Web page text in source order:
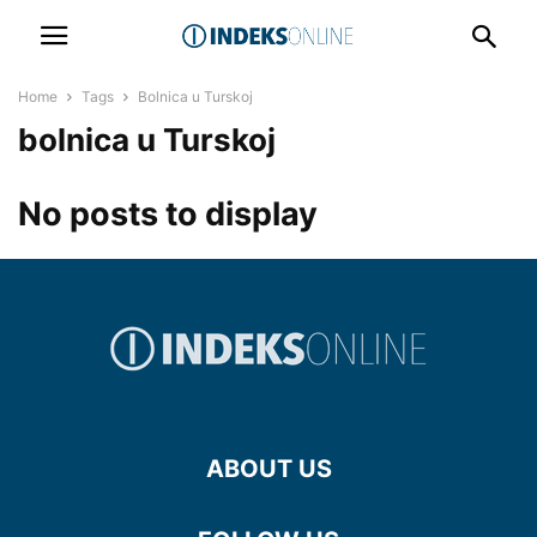
Home Tags Bolnica u Turskoj
bolnica u Turskoj
No posts to display
ABOUT US